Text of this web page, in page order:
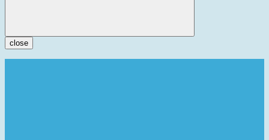
close